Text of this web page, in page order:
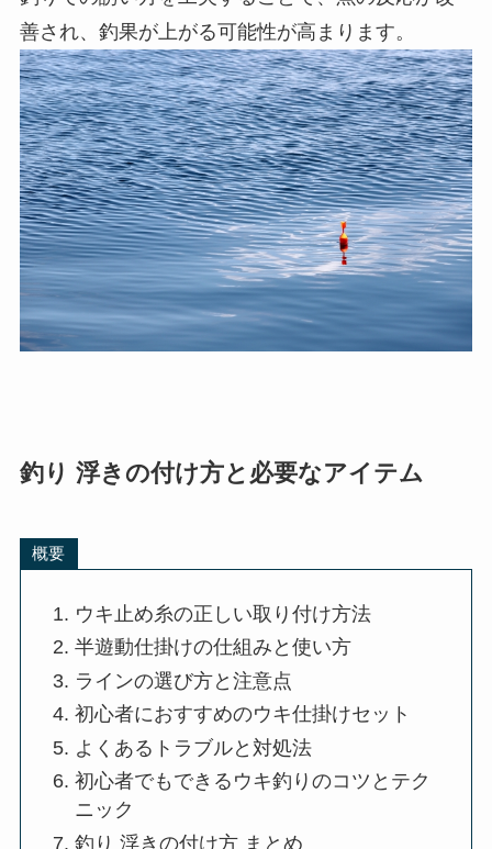
サを動かすことで興味を引き、食いつきを促す効
果が期待できます。
誘いをかけるタイミングは、ウキが全く動かない
時間が続いたときや、他の方法でアタリが得られ
ないときが最適です。また、エサが流れに乗って
動くような場所では、誘いの動きを少なくし、自
然なエサの流れを再現すると良いでしょう。ウキ
釣りでの誘い方を工夫することで、魚の反応が改
善され、釣果が上がる可能性が高まります。
釣り 浮きの付け方と必要なアイテム